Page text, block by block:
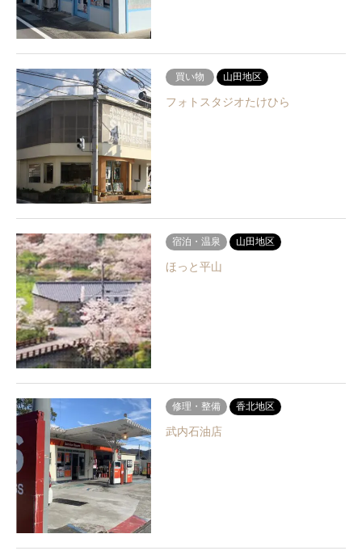
買い物 山田地区
フォトスタジオたけひら
宿泊・温泉 山田地区
ほっと平山
修理・整備 香北地区
武内石油店